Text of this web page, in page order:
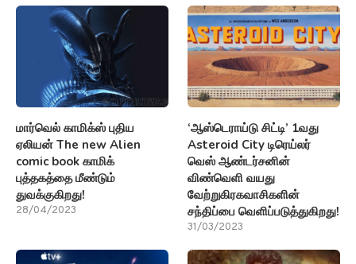
மார்வெல் காமிக்ஸ் புதிய
ஏலியன் The new Alien
comic book காமிக்
புத்தகத்தை மீண்டும்
துவக்குகிறது!
28/04/2023
‘ஆஸ்டெராய்டு சிட்டி’ 1வது
Asteroid City டிரெய்லர்
வெஸ் ஆண்டர்சனின்
விண்வெளி வயது
வேற்றுகிரகவாசிகளின்
சந்திப்பை வெளிப்படுத்துகிறது!
31/03/2023